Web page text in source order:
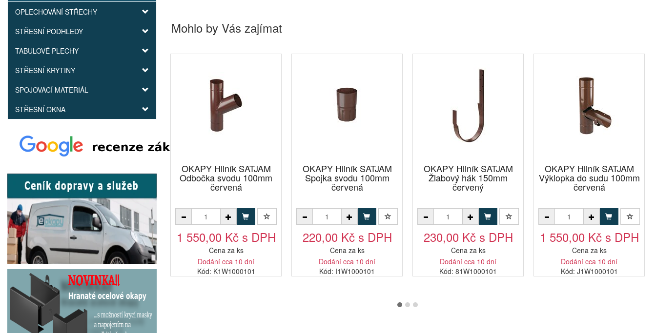
OPLECHOVÁNÍ STŘECHY
STŘEŠNÍ PODHLEDY
TABULOVÉ PLECHY
STŘEŠNÍ KRYTINY
SPOJOVACÍ MATERIÁL
STŘEŠNÍ OKNA
Mohlo by Vás zajímat
OKAPY Hliník SATJAM
Odbočka svodu 100mm
červená
1 550,00 Kč s DPH
Cena za ks
Dodání cca 10 dní
Kód: K1W1000101
OKAPY Hliník SATJAM
Spojka svodu 100mm
červená
220,00 Kč s DPH
Cena za ks
Dodání cca 10 dní
Kód: I1W1000101
OKAPY Hliník SATJAM
Žlabový hák 150mm
červený
230,00 Kč s DPH
Cena za ks
Dodání cca 10 dní
Kód: 81W1000101
OKAPY Hliník SATJAM
Výklopka do sudu 100mm
červená
1 550,00 Kč s DPH
Cena za ks
Dodání cca 10 dní
Kód: J1W1000101